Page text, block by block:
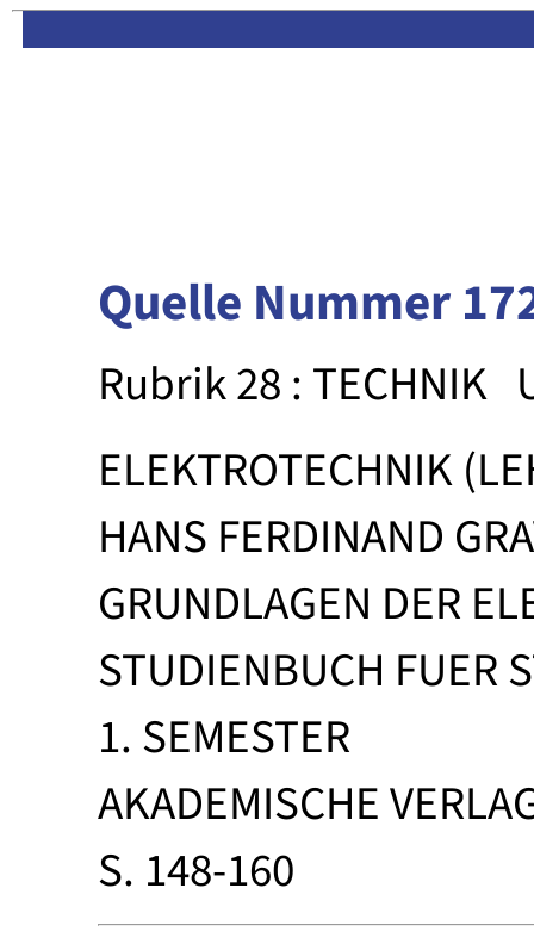
Quelle Nummer
Rubrik 28 : TECHNIK
ELEKTROTECHNIK
HANS FERDINAND
GRUNDLAGEN DER
STUDIENBUCH FUER
1. SEMESTER
AKADEMISCHE
S. 148-160